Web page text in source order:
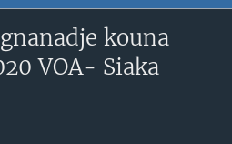
kouna
VOA- Siaka